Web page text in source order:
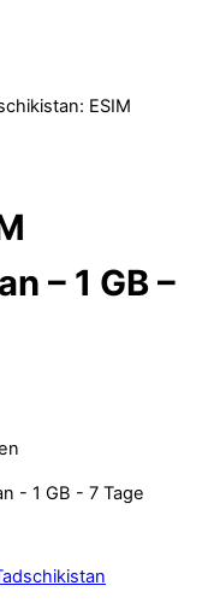
ESIM
– 1 GB –
- 1 GB - 7 Tage